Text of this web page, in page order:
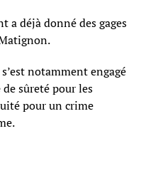
a déjà donné des gages
notamment engagé
sûreté pour les
pour un crime